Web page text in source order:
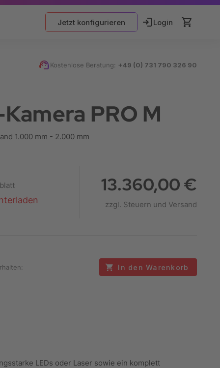
Jetzt konfigurieren Login
Kostenlose Beratung: +49 (0) 731 790 326 90
PRO M
1.000 mm - 2.000 mm
13.360,00 €
zzgl. Steuern und Versand
In den Warenkorb
LEDs oder Laser sowie ein komplett